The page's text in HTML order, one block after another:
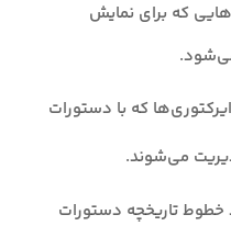
که برای نمایش
که با دستورات
می‌شوند.
خطوط تاریخچه دستورات